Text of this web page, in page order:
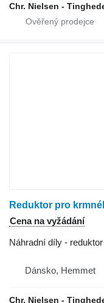
Chr. Nielsen -
Reduktor pro
Cena na vyžádání
Náhradní díly - reduktor
Dánsko, Hemmet
Chr. Nielsen -